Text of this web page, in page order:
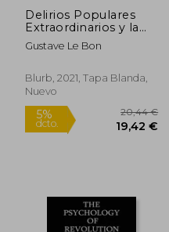
dcto. 11,40 €
Delirios Populares
Extraordinarios y la
Locura de las Masas
Gustave Le Bon
Blurb, 2021, Tapa Blanda,
Nuevo